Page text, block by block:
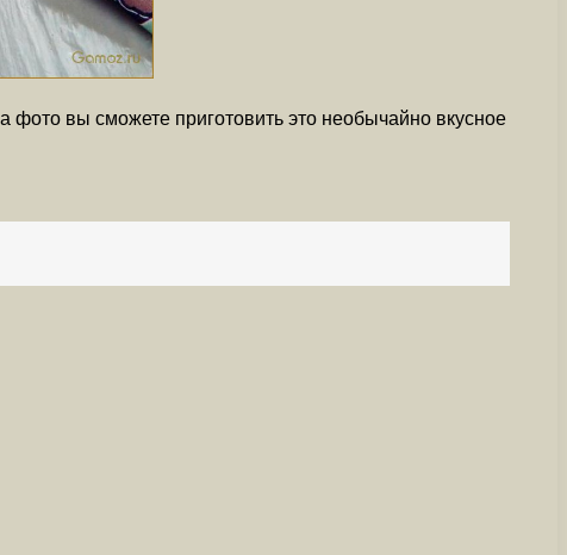
фото вы сможете приготовить это необычайно вкусное